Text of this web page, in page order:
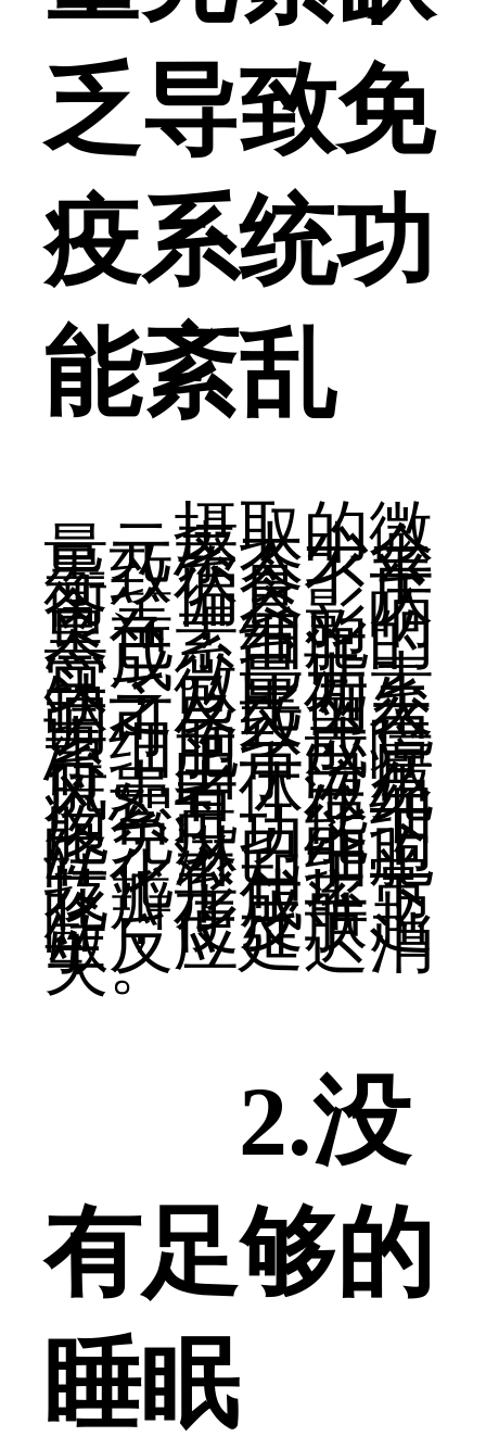
乏导致免
疫系统功
能紊乱
摄取的微
量元素太少会
导致饮食不平
衡、偏食、厌
食等，会影响
黑色素细胞的
合成。已证
实，微量元素
缺乏及比例失
调可导致黑色
素细胞合成障
碍。由于白癜
风患者体液免
疫絮乱，使细
胞免疫功能下
降，淋巴细胞
转化率和正常
花瓣形成率下
降，使皮肤超
敏反应延迟消
失。
2.没
有足够的
睡眠